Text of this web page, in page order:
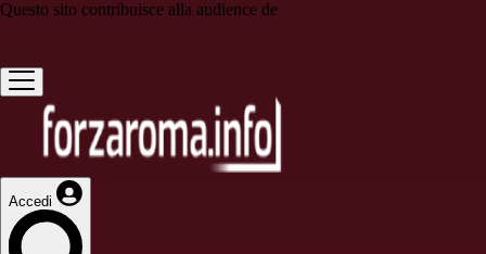
Questo sito contribuisce alla audience de
Accedi